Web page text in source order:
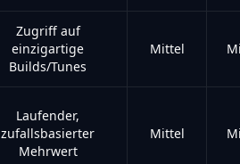
Zugriff auf
einzigartige
Builds/Tunes
Mittel
Laufender,
zufallsbasierter
Mehrwert
Mittel